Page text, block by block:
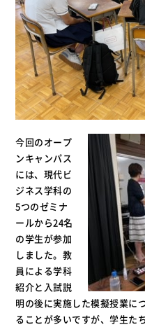
今回のオープ
ンキャンパス
には、現代ビ
ジネス学科の
5つのゼミナ
ールから24名
の学生が参加
しました。教
員による学科
紹介と入試説
明の後に実施した模擬授業に
ることが多いですが、学生た